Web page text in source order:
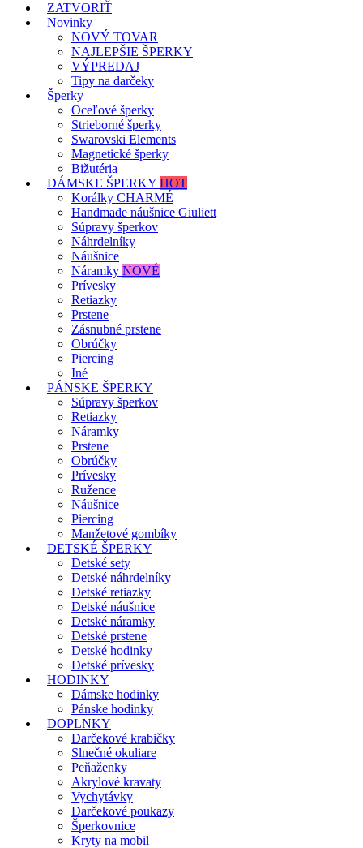
ZATVORIŤ
Novinky
NOVÝ TOVAR
NAJLEPŠIE ŠPERKY
VÝPREDAJ
Tipy na darčeky
Šperky
Oceľové šperky
Strieborné šperky
Swarovski Elements
Magnetické šperky
Bižutéria
DÁMSKE ŠPERKY HOT
Korálky CHARMÉ
Handmade náušnice Giuliett
Súpravy šperkov
Náhrdelníky
Náušnice
Náramky NOVÉ
Prívesky
Retiazky
Prstene
Zásnubné prstene
Obrúčky
Piercing
Iné
PÁNSKE ŠPERKY
Súpravy šperkov
Retiazky
Náramky
Prstene
Obrúčky
Prívesky
Ružence
Náušnice
Piercing
Manžetové gombíky
DETSKÉ ŠPERKY
Detské sety
Detské náhrdelníky
Detské retiazky
Detské náušnice
Detské náramky
Detské prstene
Detské hodinky
Detské prívesky
HODINKY
Dámske hodinky
Pánske hodinky
DOPLNKY
Darčekové krabičky
Slnečné okuliare
Peňaženky
Akrylové kravaty
Vychytávky
Darčekové poukazy
Šperkovnice
Kryty na mobil